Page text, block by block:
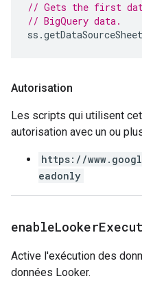
// Gets the first
// BigQuery data.
ss .
Autorisation
Les scripts qui utilisent
autorisation avec un ou
https://
eadonly
enableLooker
Active l'exécution des
données Looker.